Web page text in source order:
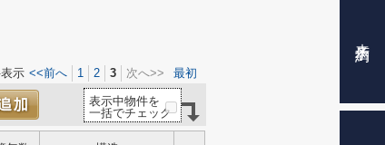
示 <<前へ 1 2 3 次へ>> 最初
表示中物件を
一括でチェック